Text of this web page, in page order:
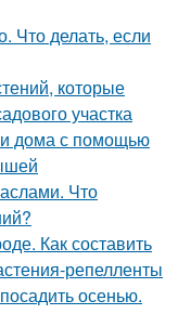
Что делать, если
которые
участка
и дома с помощью
Что
Как составить
репелленты
осенью.